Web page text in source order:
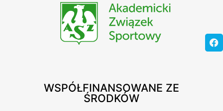
WSPÓŁFINANSOWANE ZE
ŚRODKÓW